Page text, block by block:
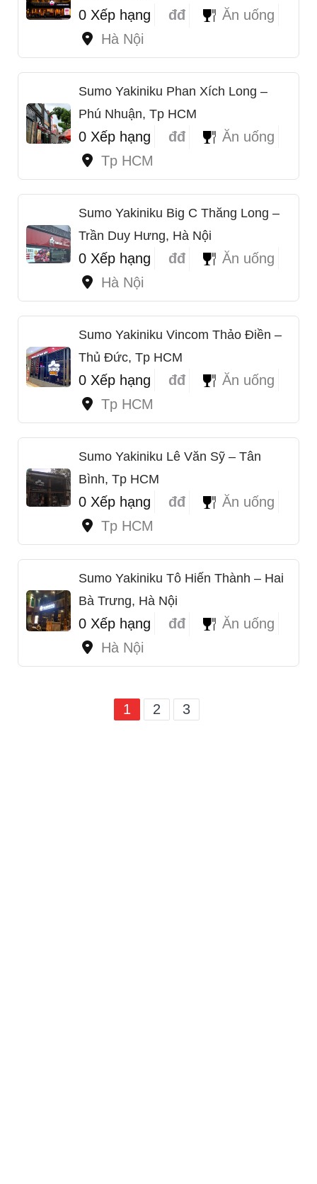
0 Xếp hạng đđ
Ăn uống
Hà Nội
Sumo Yakiniku Phan Xích Long –
Phú Nhuận, Tp HCM
0 Xếp hạng đđ
Ăn uống
Tp HCM
Sumo Yakiniku Big C Thăng Long –
Trần Duy Hưng, Hà Nội
0 Xếp hạng đđ
Ăn uống
Hà Nội
Sumo Yakiniku Vincom Thảo Điền –
Thủ Đức, Tp HCM
0 Xếp hạng đđ
Ăn uống
Tp HCM
Sumo Yakiniku Lê Văn Sỹ – Tân
Bình, Tp HCM
0 Xếp hạng đđ
Ăn uống
Tp HCM
Sumo Yakiniku Tô Hiến Thành – Hai
Bà Trưng, Hà Nội
0 Xếp hạng đđ
Ăn uống
Hà Nội
1 2 3